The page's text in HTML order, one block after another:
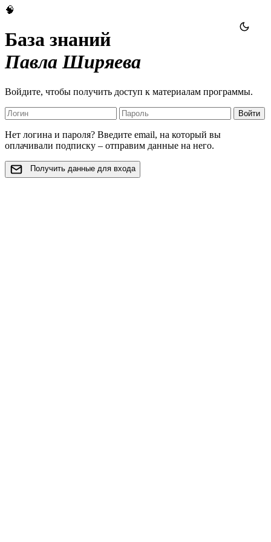
🧠
База знаний
Павла Ширяева
Войдите, чтобы получить доступ к материалам программы.
Войти
Нет логина и пароля? Введите email, на который вы
оплачивали подписку – отправим данные на него.
Получить данные для входа